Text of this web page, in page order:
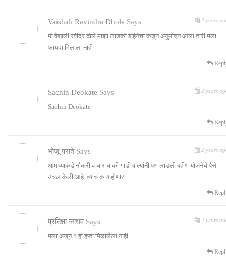
Vaishali Ravindra Dhole Says 2 years
मी वैशाली रवींद्र ढोले माझा लाडकी बहिनेचा कडून अनुमोदन आला तारी मला
फायदा मिलाला नाही
Sachin Deokate Says 2 years
Sachin Deokate
भोजू पराते Says 2 years
आमच्याकडे नौकरी व चार चाकी गाडी वाल्यांनी पण लाडली बहीण योजनेचे पैसे
उचल केली आहे. त्यांचं काय होणार
प्रतिक्षा जाधव Says 2 years
मला अजून १ ही हप्ता मिळालेला नाही